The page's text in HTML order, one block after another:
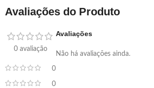
Avaliações do Produto
0 avaliação
0
0
Avaliações
Não há avaliações ainda.